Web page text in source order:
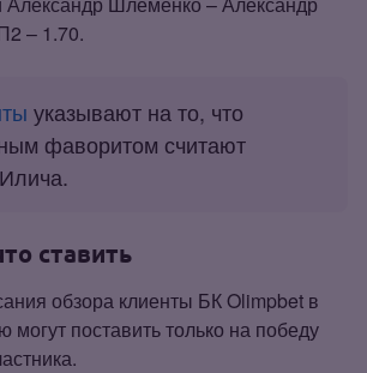
– 1.70.
указывают на то, что
фаворитом считают
ставить
обзора клиенты БК Olimpbet в
поставить только на победу